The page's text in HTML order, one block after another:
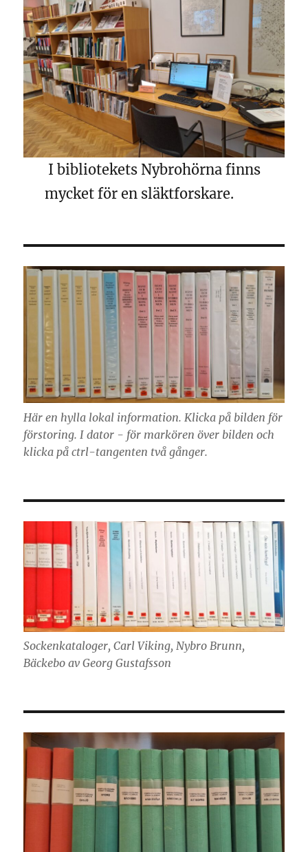
I bibliotekets Nybrohörna finns
mycket för en släktforskare.
Här en hylla lokal information. Klicka på bilden för
förstoring. I dator - för markören över bilden och
klicka på ctrl-tangenten två gånger.
Sockenkataloger, Carl Viking, Nybro Brunn,
Bäckebo av Georg Gustafsson